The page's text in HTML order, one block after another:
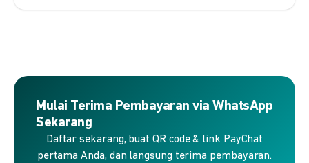
Mulai Terima Pembayaran via WhatsApp
Sekarang
Daftar sekarang, buat QR code & link PayChat
pertama Anda, dan langsung terima pembayaran.